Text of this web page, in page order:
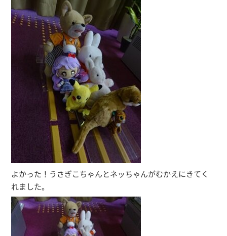
よかった！うさぎこちゃんとネッちゃんがむかえにきてく
れました。